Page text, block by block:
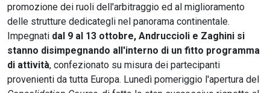
promozione dei ruoli dell'arbitraggio ed al miglioramento
delle strutture dedicategli nel panorama continentale.
Impegnati dal 9 al 13 ottobre, Andruccioli e Zaghini si
stanno disimpegnando all'interno di un fitto programma
di attività, confezionato su misura dei partecipanti
provenienti da tutta Europa. Lunedì pomeriggio l'apertura del